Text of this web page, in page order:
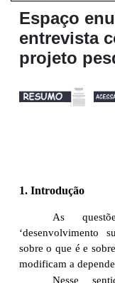
Espaço
entrevista
projeto
1. Introdução
As
‘desenvolvimento
sobre o que é e
modificam a
Nesse